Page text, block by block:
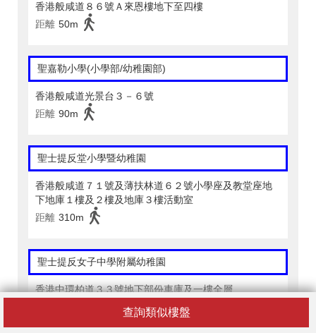
查詢類似樓盤
香港般咸道８６號Ａ來恩樓地下至四樓
距離 50m
聖嘉勒小學(小學部/幼稚園部)
香港般咸道光景台３－６號
距離 90m
聖士提反堂小學暨幼稚園
香港般咸道７１號及薄扶林道６２號小學座及教堂座地
下地庫１樓及２樓及地庫３樓活動室
距離 310m
聖士提反女子中學附屬幼稚園
香港中環柏道３３號地下部份車庫及一樓全層